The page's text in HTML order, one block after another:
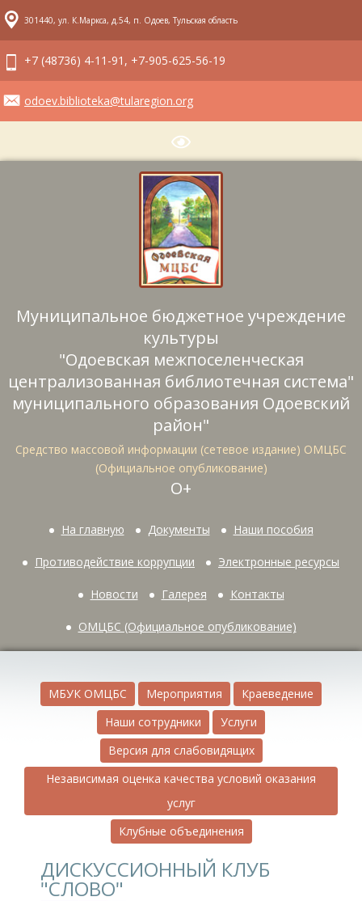
301440, ул. К.Маркса, д.54, п. Одоев, Тульская область
+7 (48736) 4-11-91, +7-905-625-56-19
odoev.biblioteka@tularegion.org
Муниципальное бюджетное учреждение
культуры
"Одоевская межпоселенческая
централизованная библиотечная система"
муниципального образования Одоевский
район"
Средство массовой информации (сетевое издание) ОМЦБС
(Официальное опубликование)
О+
На главную Документы Наши пособия
Противодействие коррупции Электронные ресурсы
Новости Галерея Контакты
ОМЦБС (Официальное опубликование)
МБУК ОМЦБС Мероприятия
Краеведение
Наши сотрудники
Услуги
Версия для слабовидящих
Независимая оценка качества условий оказания
услуг
Клубные объединения
ДИСКУССИОННЫЙ КЛУБ
"СЛОВО"